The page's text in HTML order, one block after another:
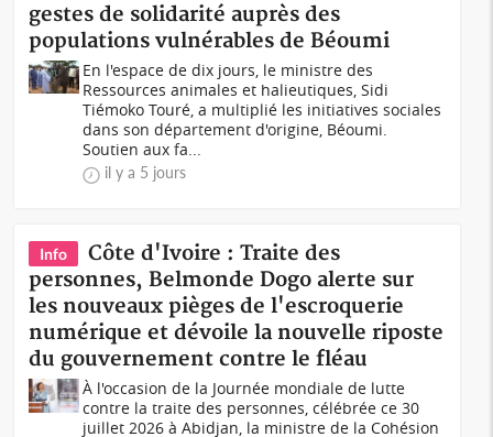
gestes de solidarité auprès des
populations vulnérables de Béoumi
En l'espace de dix jours, le ministre des
Ressources animales et halieutiques, Sidi
Tiémoko Touré, a multiplié les initiatives sociales
dans son département d'origine, Béoumi.
Soutien aux fa...
il y a 5 jours
Info
Côte d'Ivoire : Traite des
personnes, Belmonde Dogo alerte sur
les nouveaux pièges de l'escroquerie
numérique et dévoile la nouvelle riposte
du gouvernement contre le fléau
À l'occasion de la Journée mondiale de lutte
contre la traite des personnes, célébrée ce 30
juillet 2026 à Abidjan, la ministre de la Cohésion